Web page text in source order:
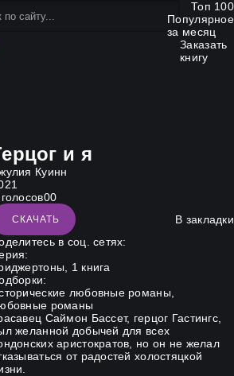
Топ 100
Популярное
за месяц
Заказать
книгу
и я
Куинн
голосов00
СКАЧАТЬ
В закладки
в соц. сетях:
, 1 книга
любовные романы
романы
Саймон Бассет, герцог Гастингс,
желанной добычей для всех
аристократов, но он не желал
от радостей холостяцкой